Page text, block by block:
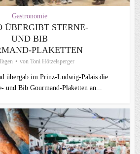
Gastronomie
ÜBERGIBT STERNE-
UND BIB
von Toni Hötzelsperger
übergab im Prinz-Ludwig-Palais die
und Bib Gourmand-Plaketten an...